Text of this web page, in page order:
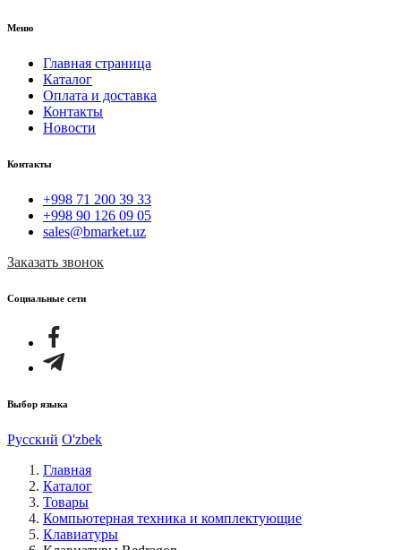
Меню
Главная страница
Каталог
Оплата и доставка
Контакты
Новости
Контакты
+998 71 200 39 33
+998 90 126 09 05
sales@bmarket.uz
Заказать звонок
Социальные сети
Выбор языка
Русский O'zbek
Главная
Каталог
Товары
Компьютерная техника и комплектующие
Клавиатуры